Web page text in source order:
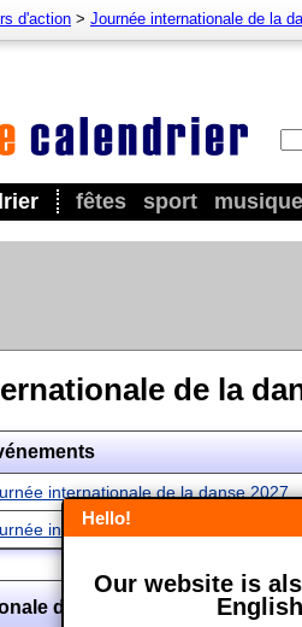
fêtes sport musique
d'action > Journée internationale de la
de la
internationale de la danse 2027
internationale de la danse 2028
de la danse dans d'autres
Hello!
Our website is